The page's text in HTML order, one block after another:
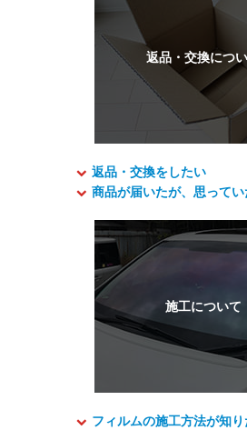
返品・交換をしたい
商品が届いたが、思ってい
フィルムの施工方法が知